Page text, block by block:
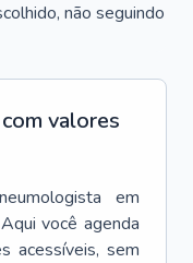
não seguindo
valores
em
você agenda
acessíveis, sem